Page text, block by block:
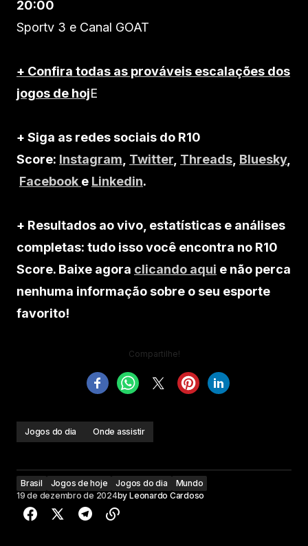
20:00
Sportv 3 e Canal GOAT
+ Confira todas as prováveis escalações dos
jogos de hojE
+ Siga as redes sociais do R10
Score: Instagram Twitter Threads Bluesky,
Facebook e Linkedin.
+ Resultados ao vivo, estatísticas e análises
completas: tudo isso você encontra no R10
Score. Baixe agora clicando aqui e não perca
nenhuma informação sobre o seu esporte
favorito!
Compartilhe!
Jogos do dia Onde assistir
Brasil Jogos de hoje Jogos do dia
Mundo
19 de dezembro de 2024by Leonardo Cardoso